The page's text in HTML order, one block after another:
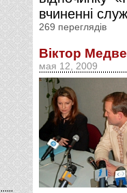
вчиненні
269 переглядів
Віктор
мая 12, 2009